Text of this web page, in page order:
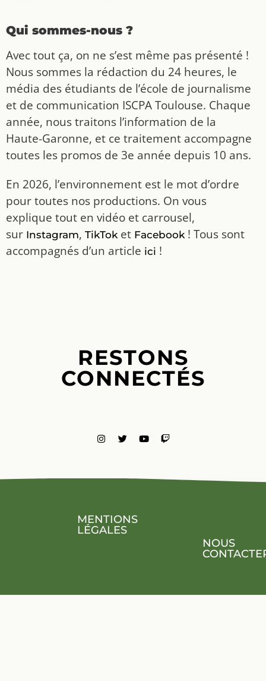
Qui sommes-nous ?
Avec tout ça, on ne s’est même pas présenté !
Nous sommes la rédaction du 24 heures, le
média des étudiants de l’école de journalisme
et de communication ISCPA Toulouse. Chaque
année, nous traitons l’information de la
Haute-Garonne, et ce traitement accompagne
toutes les promos de 3e année depuis 10 ans.
En 2026, l’environnement est le mot d’ordre
pour toutes nos productions. On vous
explique tout en vidéo et carrousel,
sur Instagram, TikToket Facebook! Tous sont
accompagnés d’un article ici !
RESTONS
CONNECTÉS
MENTIONS
LÉGALES
NOUS